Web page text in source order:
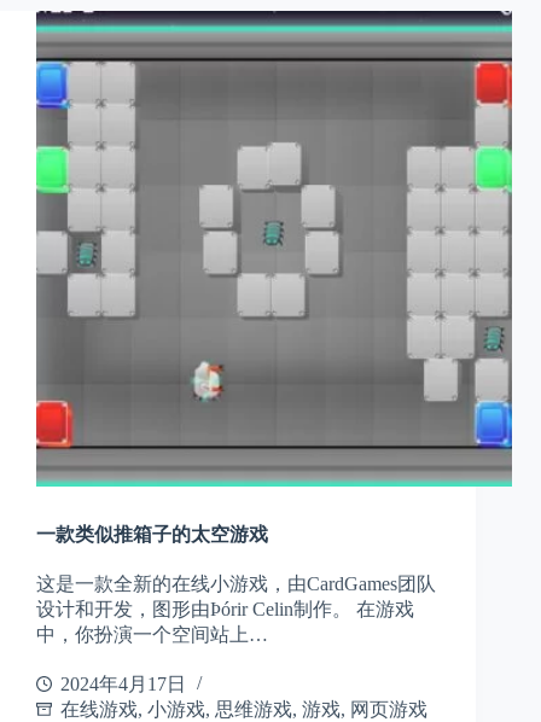
一款类似推箱子的太空游戏
这是一款全新的在线小游戏，由CardGames团队
设计和开发，图形由Þórir Celin制作。 在游戏
中，你扮演一个空间站上…
2024年4月17日
在线游戏, 小游戏, 思维游戏, 游戏, 网页游戏